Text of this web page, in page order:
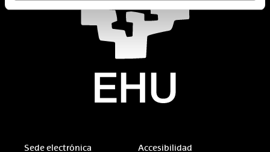
Sede electrónica Accesibilidad